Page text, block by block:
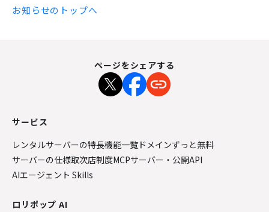
お知らせのトップへ
ページをシェアする
サービス
レンタルサーバーの特長機能一覧 ドメインずっと無料
サーバーの仕様取次店制度MCPサーバー・公開API
AIエージェント Skills
ロリポップ AI